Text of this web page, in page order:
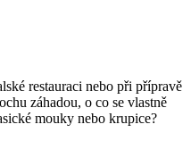
restauraci nebo při přípravě
záhadou, o co se vlastně
mouky nebo krupice?